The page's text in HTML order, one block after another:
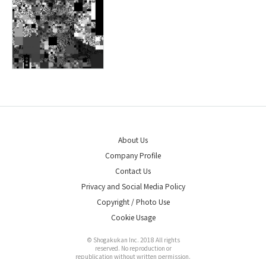
About Us
Company Profile
Contact Us
Privacy and Social Media Policy
Copyright / Photo Use
Cookie Usage
© Shogakukan Inc. 2018 All rights
reserved. No reproduction or
republication without written permission.